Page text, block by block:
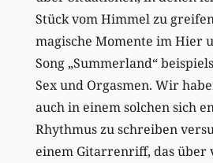
Stück vom Himmel zu
magische Momente im Hier
Song „Summerland“
Sex und Orgasmen. Wir
auch in einem solchen sich
Rhythmus zu schreiben
einem Gitarrenriff, das über